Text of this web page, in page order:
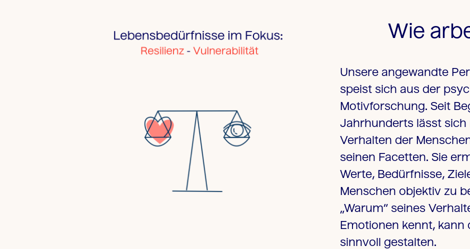
Wie
Unsere angewandte
speist sich aus der
Motivforschung. Seit
Jahrhunderts lässt sich
Verhalten der
seinen Facetten. Sie
Werte, Bedürfnisse,
Menschen objektiv zu
„Warum“ seines
Emotionen kennt, kann
sinnvoll gestalten.